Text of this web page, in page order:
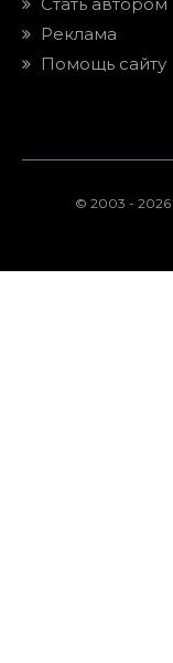
Стать автором
Реклама
Помощь сайту
© 2003 - 2026